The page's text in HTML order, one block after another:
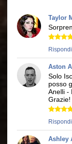
Taylor
Rispondi
Aston
Solo
posso
Anelli -
Grazie!
Rispondi
Ashley